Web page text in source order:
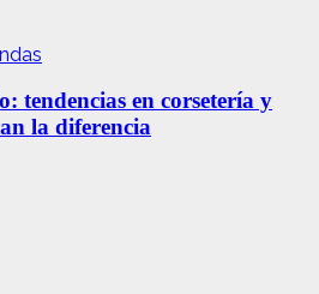
tendencias en corsetería y
la diferencia